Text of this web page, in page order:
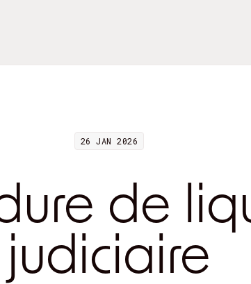
26 JAN 2026
de
judiciaire